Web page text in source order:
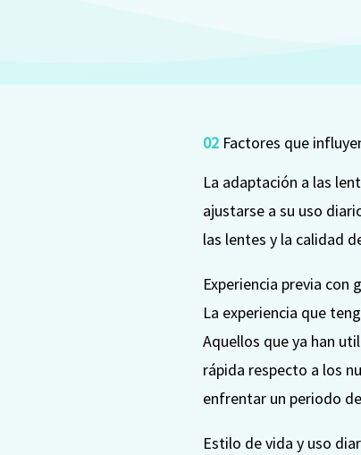
02 Factores que
La adaptación a las
ajustarse a su uso
las lentes y la calidad
Experiencia previa con
La experiencia que
Aquellos que ya han
rápida respecto a los
enfrentar un periodo
Estilo de vida y uso